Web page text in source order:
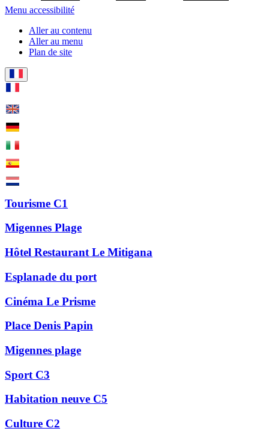
Menu accessibilité
Aller au contenu
Aller au menu
Plan de site
Tourisme C1
Migennes Plage
Hôtel Restaurant Le Mitigana
Esplanade du port
Cinéma Le Prisme
Place Denis Papin
Migennes plage
Sport C3
Habitation neuve C5
Culture C2